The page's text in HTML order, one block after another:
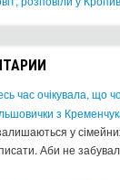
час очікувала, що
з
у
Аби не